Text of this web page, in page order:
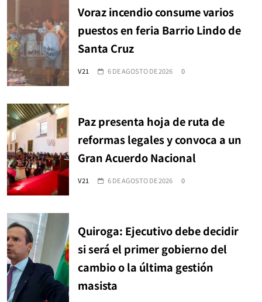
Voraz incendio consume varios
puestos en feria Barrio Lindo de
Santa Cruz
V21 6 DE AGOSTO DE 2026 0
Paz presenta hoja de ruta de
reformas legales y convoca a un
Gran Acuerdo Nacional
V21 6 DE AGOSTO DE 2026 0
Quiroga: Ejecutivo debe decidir
si será el primer gobierno del
cambio o la última gestión
masista